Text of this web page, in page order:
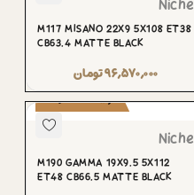
Niche
M117 MISANO 22X9 5X108 ET38
CB63.4 MATTE BLACK
۹۶,۵۷۰,۰۰۰تومان
پیش‌سفارش
Niche
M190 GAMMA 19X9.5 5X112
ET48 CB66.5 MATTE BLACK